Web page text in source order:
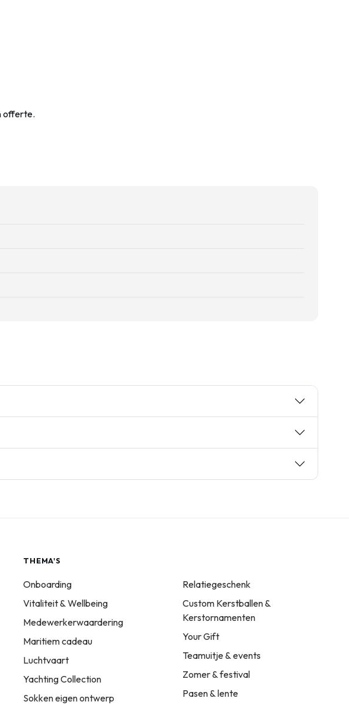
offerte.
THEMA'S
Onboarding
Vitaliteit & Wellbeing
Medewerkerwaardering
Maritiem cadeau
Luchtvaart
Yachting Collection
Sokken eigen ontwerp
Relatiegeschenk
Custom Kerstballen &
Kerstornamenten
Your Gift
Teamuitje & events
Zomer & festival
Pasen & lente